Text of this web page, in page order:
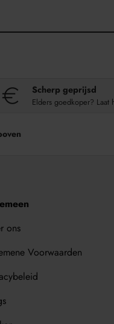
Scherp geprijsd
Elders goedkoper? Laat
ons
Voorwaarden